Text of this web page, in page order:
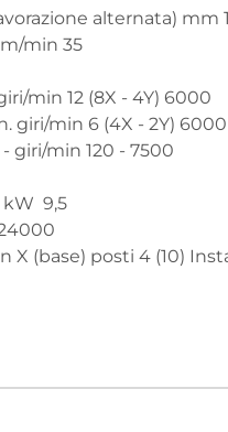
alternata) mm
min 35
min 12 (8X - 4Y) 6000
giri/min 6 (4X - 2Y) 6000
giri/min 120 - 7500
9,5
X (base) posti 4 (10)